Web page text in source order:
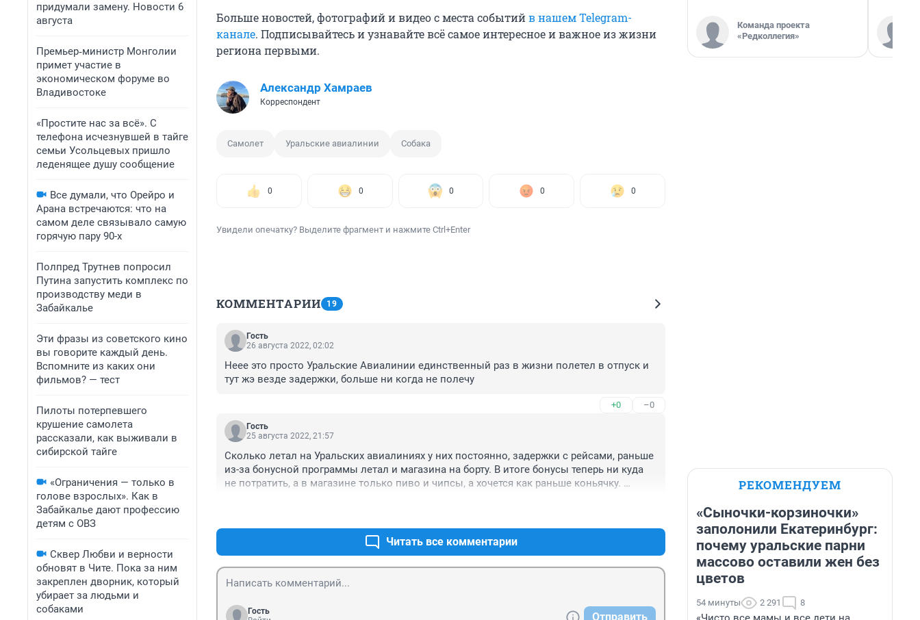
придумали замену. Новости 6
августа
Премьер‑министр Монголии
примет участие в
экономическом форуме во
Владивостоке
«Простите нас за всё». С
телефона исчезнувшей в тайге
семьи Усольцевых пришло
леденящее душу сообщение
Все думали, что Орейро и
Арана встречаются: что на
самом деле связывало самую
горячую пару 90-х
Полпред Трутнев попросил
Путина запустить комплекс по
производству меди в
Забайкалье
Эти фразы из советского кино
вы говорите каждый день.
Вспомните из каких они
фильмов? — тест
Пилоты потерпевшего
крушение самолета
рассказали, как выживали в
сибирской тайге
«Ограничения — только в
голове взрослых». Как в
Забайкалье дают профессию
детям с ОВЗ
Сквер Любви и верности
обновят в Чите. Пока за ним
закреплен дворник, который
убирает за людьми и
собаками
Больше новостей, фотографий и видео с места событийв нашем Telegram-
канале. Подписывайтесь и узнавайте всё самое интересное и важное из жизни
региона первыми.
Александр Хамраев
Корреспондент
Самолет Уральские авиалинии Собака
0 0 0 0 0
Увидели опечатку? Выделите фрагмент и нажмите Ctrl+Enter
КОММЕНТАРИИ 19
Гость
26 августа 2022, 02:02
Неее это просто Уральские Авиалинии единственный раз в жизни полетел в отпуск и
тут жэ везде задержки, больше ни когда не полечу
+0 –0
Гость
25 августа 2022, 21:57
Сколько летал на Уральских авиалиниях у них постоянно, задержки с рейсами, раньше
из-за бонусной программы летал и магазина на борту. В итоге бонусы теперь ни куда
не потратить, а в магазине только пиво и чипсы, а хочется как раньше коньячку.
Читать все комментарии
Гость
Отправить
Команда проекта
«Редколлегия»
РЕКОМЕНДУЕМ
«Сыночки-корзиночки»
заполонили Екатеринбург:
почему уральские парни
массово оставили жен без
цветов
54 минуты 2 291 8